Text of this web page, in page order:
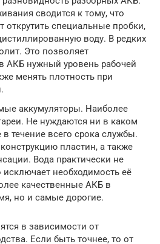
сводится к тому, что
открутить специальные пробки,
воду. В редких
Это позволяет
АКБ нужный уровень рабочей
менять плотность при
аккумуляторы. Наиболее
Не нуждаются ни в каком
течение всего срока службы.
пластин, а также
Вода практически не
исключает необходимость её
качественные АКБ в
но и самые дорогие.
в зависимости от
Если быть точнее, то от